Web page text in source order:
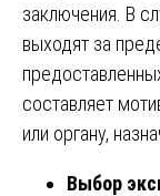
заключения. В
выходят за
составляет
или органу,
Выбор